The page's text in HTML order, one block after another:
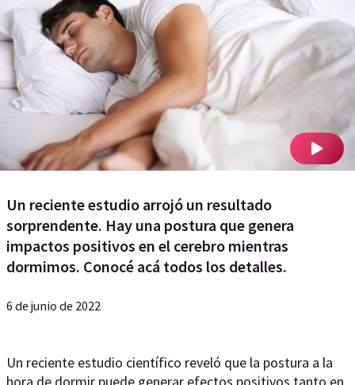
Un reciente estudio arrojó un resultado
sorprendente. Hay una postura que genera
impactos positivos en el cerebro mientras
dormimos. Conocé acá todos los detalles.
6 de junio de 2022
Un reciente estudio científico reveló que la postura a la